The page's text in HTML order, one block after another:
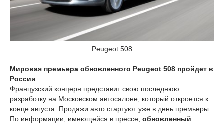
Peugeot 508
Мировая премьера обновленного Peugeot 508 пройдет в
России
Французский концерн представит свою последнюю
разработку на Московском автосалоне, который откроется к
конце августа. Продажи авто стартуют уже в день премьеры.
По информации, имеющейся в прессе, обновленный